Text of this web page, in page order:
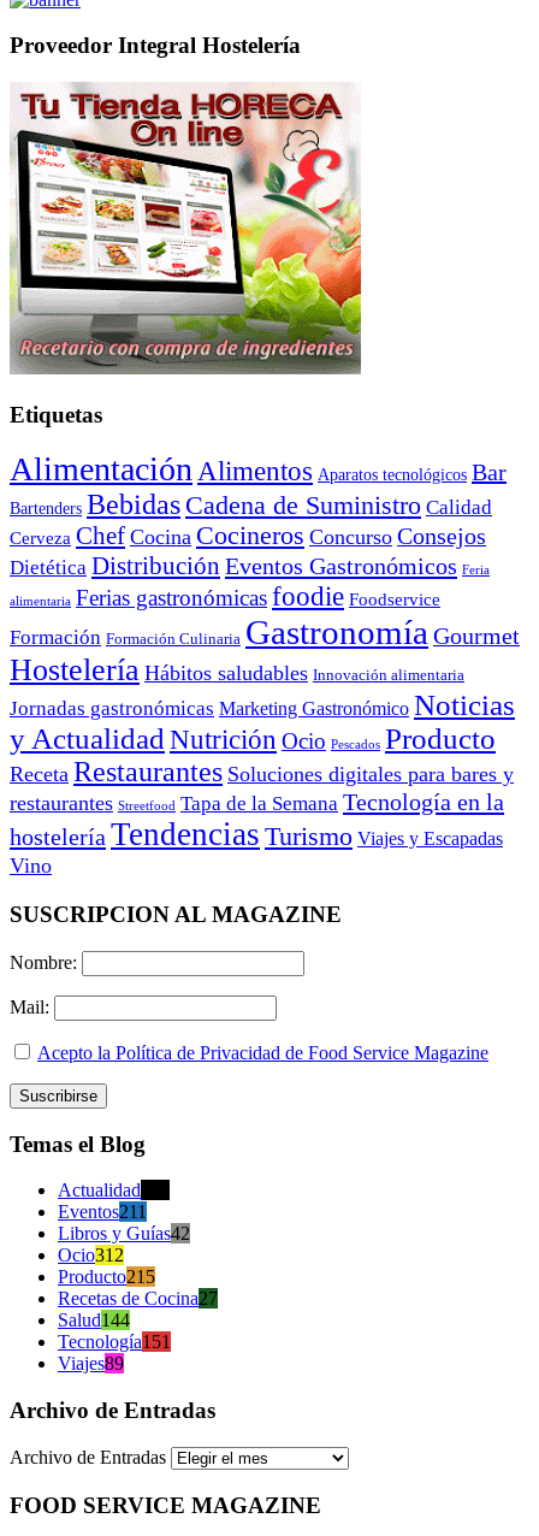
Proveedor Integral Hostelería
Etiquetas
AlimentaciónAlimentos Aparatos tecnológicos Bar
Bartenders Bebidas Cadena de Suministro Calidad
Cerveza Chef Cocina Cocineros Concurso Consejos
Dietética Distribución Eventos Gastronómicos Feria
alimentaria Ferias gastronómicasfoodie Foodservice
Formación Formación Culinaria GastronomíaGourmet
Hostelería Hábitos saludables Innovación alimentaria
Jornadas gastronómicas Marketing Gastronómico Noticias
y ActualidadNutrición Ocio Pescados Producto
Receta Restaurantes Soluciones digitales para bares y
restaurantes Streetfood Tapa de la Semana Tecnología en la
hosteleríaTendencias Turismo Viajes y Escapadas
Vino
SUSCRIPCION AL MAGAZINE
Nombre:
Mail:
Acepto la Política de Privacidad de Food Service Magazine
Temas el Blog
Actualidad
Eventos211
Libros y Guías42
Ocio312
Producto215
Recetas de Cocina27
Salud144
Tecnología151
Viajes89
Archivo de Entradas
Archivo de Entradas
FOOD SERVICE MAGAZINE